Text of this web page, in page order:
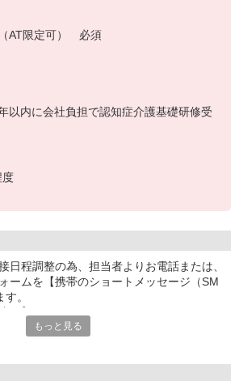
AT限定可） 必須
以内に会社負担で認知症介護基礎研修受
度
日程調整の為、担当者よりお電話または、
ームを【携帯のショートメッセージ（SM
。
電話より応募ください。
の職種のみとなります。
もっと見る